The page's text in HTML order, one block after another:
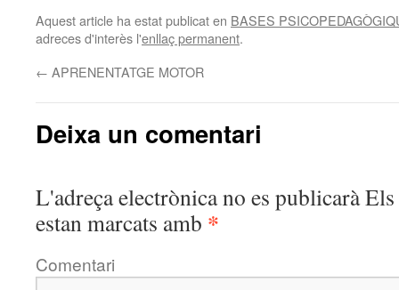
Aquest article ha estat publicat en BASES
adreces d'interès l'enllaç permanent.
← APRENENTATGE MOTOR
Deixa un comentari
L'adreça electrònica no es publicaràEls
estan marcats amb *
Comentari